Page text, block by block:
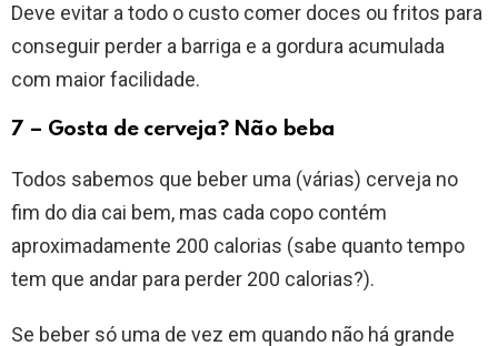
Deve evitar a todo o custo comer doces ou fritos para
conseguir perder a barriga e a gordura acumulada
com maior facilidade.
7 – Gosta de cerveja? Não beba
Todos sabemos que beber uma (várias) cerveja no
fim do dia cai bem, mas cada copo contém
aproximadamente 200 calorias (sabe quanto tempo
tem que andar para perder 200 calorias?).
Se beber só uma de vez em quando não há grande